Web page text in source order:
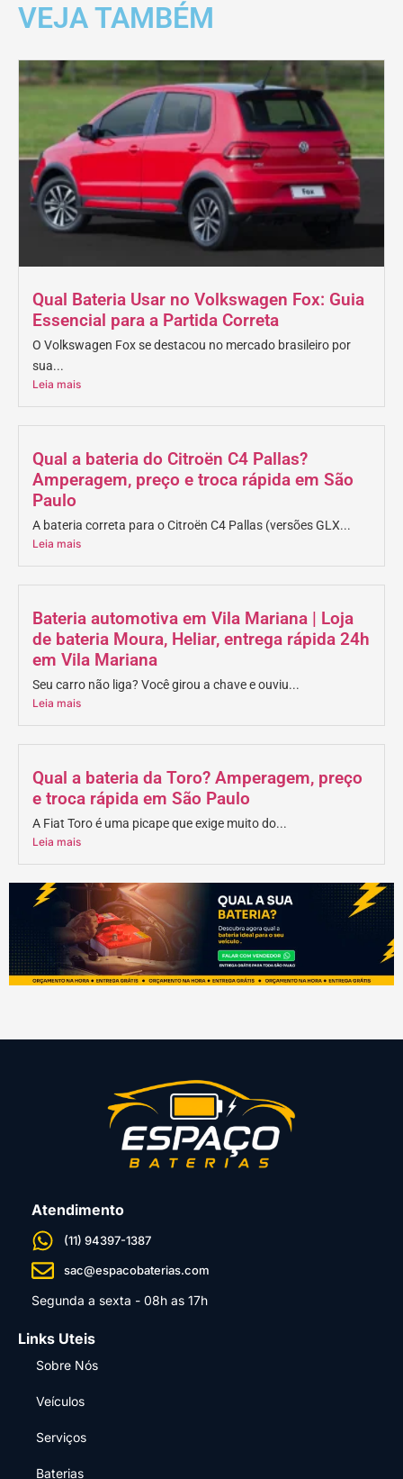
VEJA TAMBÉM
Qual Bateria Usar no Volkswagen Fox: Guia
Essencial para a Partida Correta
O Volkswagen Fox se destacou no mercado brasileiro por
sua...
Leia mais
Qual a bateria do Citroën C4 Pallas?
Amperagem, preço e troca rápida em São
Paulo
A bateria correta para o Citroën C4 Pallas (versões GLX...
Leia mais
Bateria automotiva em Vila Mariana | Loja
de bateria Moura, Heliar, entrega rápida 24h
em Vila Mariana
Seu carro não liga? Você girou a chave e ouviu...
Leia mais
Qual a bateria da Toro? Amperagem, preço
e troca rápida em São Paulo
A Fiat Toro é uma picape que exige muito do...
Leia mais
Atendimento
(11) 94397-1387
sac@espacobaterias.com
Segunda a sexta - 08h as 17h
Links Uteis
Sobre Nós
Veículos
Serviços
Baterias